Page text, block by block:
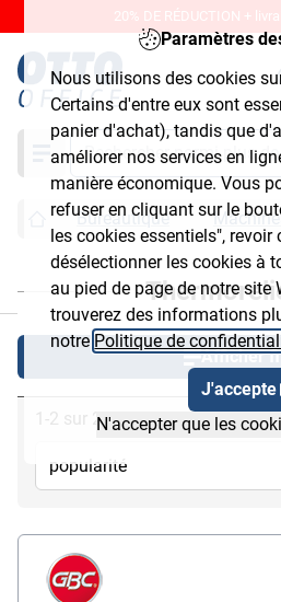
Paramètres
Nous utilisons des cookies
Certains d'entre eux sont
panier d'achat), tandis que
améliorer nos services en
manière économique. Vous
refuser en cliquant sur le
les cookies essentiels", revoir
désélectionner les cookies à
au pied de page de notre site
trouverez des informations
notre Politique de
J'accepte
N'accepter que les
20% DE RÉDUCTION +
Chercher
Bureautique
Afficher
1-2 sur 2